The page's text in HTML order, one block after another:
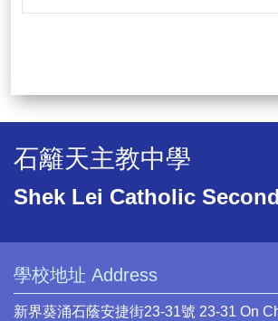
石籬天主教中學
Shek Lei Catholic
學校地址 Address
新界葵涌石蔭安捷街23-31號 23-31 On